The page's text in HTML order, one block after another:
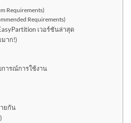
Requirements)
Requirements)
เวอร์ชันล่าสุด
มาก!)
ารณ์การใช้งาน
ยกัน